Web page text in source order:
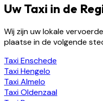
Uw Taxi in de
Wij zijn uw lokale
plaatse in de volgende
TaxiEnschede
TaxiHengelo
TaxiAlmelo
TaxiOldenzaal